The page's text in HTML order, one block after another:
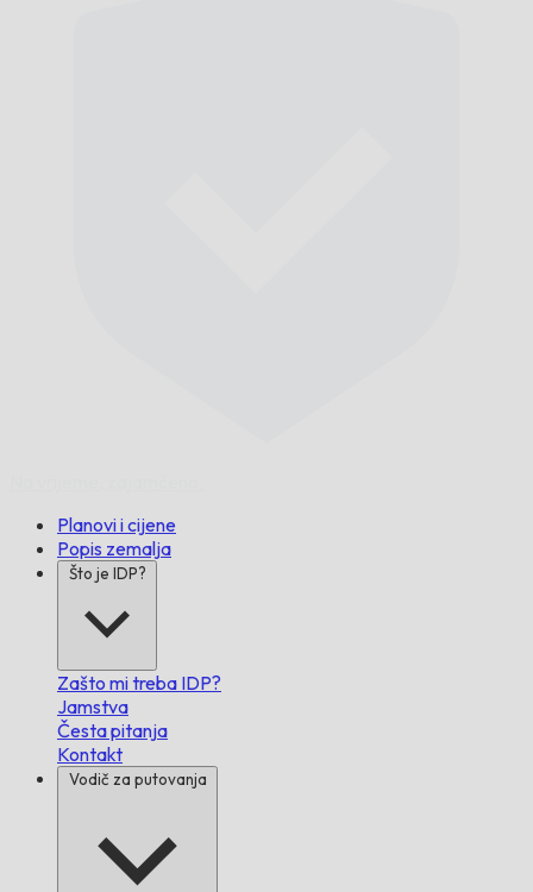
Planovi i cijene
Popis zemalja
Što je IDP?
Zašto mi treba IDP?
Jamstva
Česta pitanja
Kontakt
Vodič za putovanja